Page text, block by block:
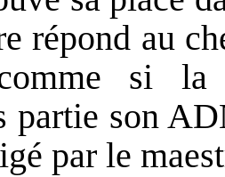
répond au
si la
partie son
par le